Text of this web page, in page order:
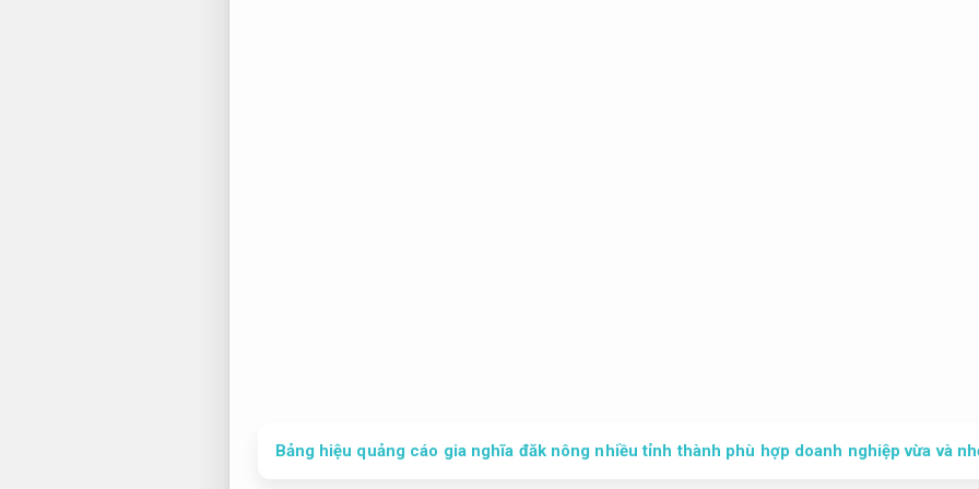
Bảng hiệu quảng cáo gia nghĩa đăk nông nhiều tỉnh thành phù hợp doanh nghiệp vừa và